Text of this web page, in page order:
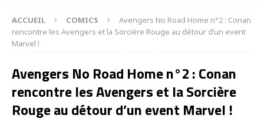
ACCUEIL COMICS
Avengers No Road Home n°2 : Conan
rencontre les Avengers et la Sorcière Rouge au détour d’un event
Marvel !
Avengers No Road Home n°2 : Conan
rencontre les Avengers et la Sorcière
Rouge au détour d’un event Marvel !